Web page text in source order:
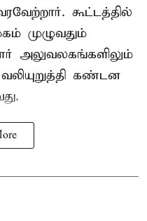
கூட்டத்தில்
முழுவதும்
அலுவலகங்களிலும்
கண்டன